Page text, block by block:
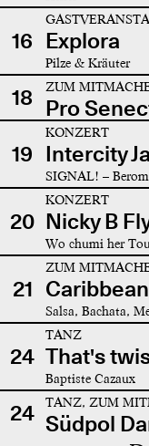
16 Explora
Pilze & Kräuter
18 ZUM
Pro
19
KONZERT
Intercity
SIGNAL! –
20
KONZERT
Nicky B
Wo chumi her
21
ZUM
Salsa, Bachata,
24
TANZ
That's
Baptiste Cazaux
24 TANZ, ZUM
Südpol